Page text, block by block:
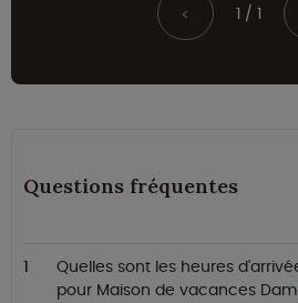
< 1 / 1
Questions fréquentes
Quelles sont les heures
pour Maison de vacances